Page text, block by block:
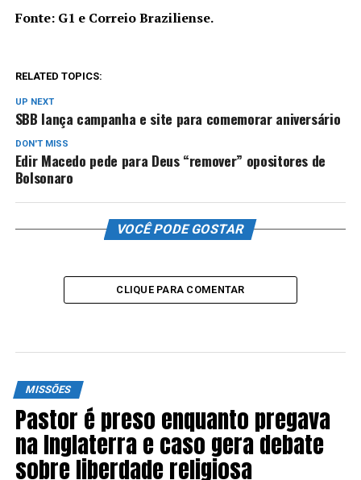
Fonte: G1 e Correio Braziliense.
RELATED TOPICS:
UP NEXT
SBB lança campanha e site para comemorar aniversário
DON'T MISS
Edir Macedo pede para Deus “remover” opositores de
Bolsonaro
VOCÊ PODE GOSTAR
CLIQUE PARA COMENTAR
MISSÕES
Pastor é preso enquanto pregava
na Inglaterra e caso gera debate
sobre liberdade religiosa